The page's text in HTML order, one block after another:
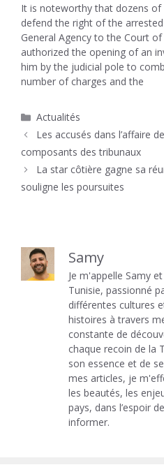
It is noteworthy that dozens
defend the right of the
General Agency to the Court
authorized the opening of an
him by the judicial pole to
number of charges and the
Catégories
Actualités
Les accusés dans l’affaire
composants des tribunaux
La star côtière gagne sa
souligne les poursuites
Samy
Je m'appelle Samy
Tunisie, passionné
différentes cultures
histoires à travers
constante de
chaque recoin de la
son essence et de
mes articles, je
les beautés, les
pays, dans l’espoir
informer.